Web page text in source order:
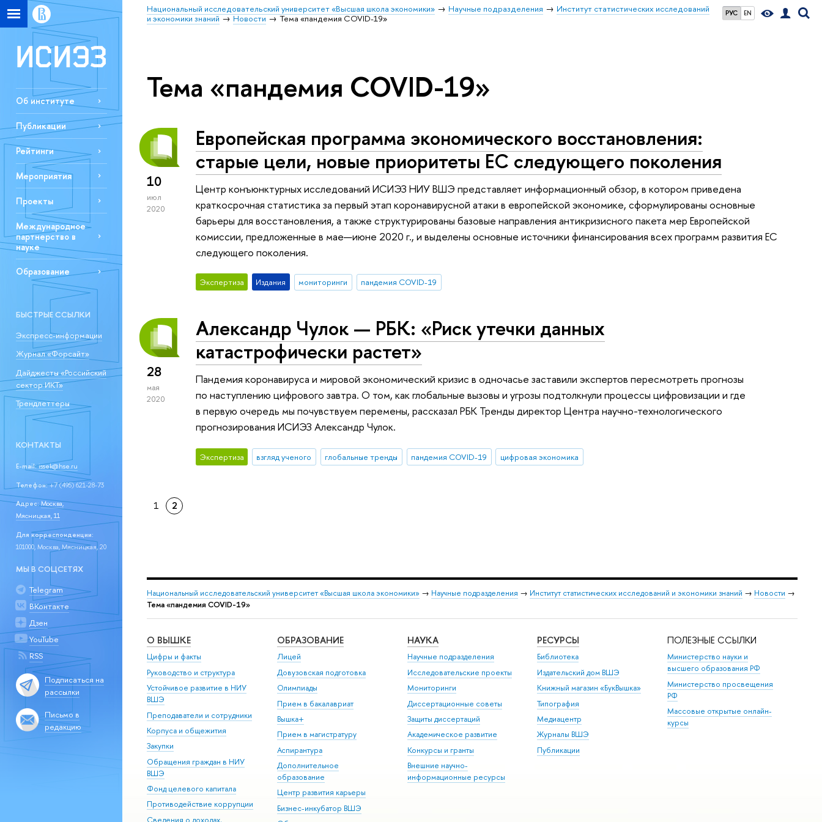
РУС EN
Национальный исследовательский университет «Высшая школа экономики» Научные подразделения
Институт статистических исследований
и экономики знаний
Новости Тема «пандемия COVID-19»
Об институте
Публикации
Рейтинги
Мероприятия
Проекты
Международное
партнерство в
науке
Образование
БЫСТРЫЕ ССЫЛКИ
Экспресс-информации
Журнал «Форсайт»
Дайджесты «Российский
сектор ИКТ»
Трендлеттеры
КОНТАКТЫ
E-mail:issek@hse.ru
Телефон:+7 (495) 621-28-73
Адрес: Москва,
Мясницкая, 11
Для корреспонденции:
101000, Москва, Мясницкая, 20
МЫ В СОЦСЕТЯХ
Telegram
ВКонтакте
Дзен
YouTube
RSS
Подписаться на
рассылки
Письмо в
редакцию
Тема «пандемия COVID-19»
10
июл
2020
Европейская программа экономического восстановления:
старые цели, новые приоритеты ЕС следующего поколения
Центр конъюнктурных исследований ИСИЭЗ НИУ ВШЭ представляет информационный обзор, в котором приведена
краткосрочная статистика за первый этап коронавирусной атаки в европейской экономике, сформулированы основные
барьеры для восстановления, а также структурированы базовые направления антикризисного пакета мер Европейской
комиссии, предложенные в мае—июне 2020 г., и выделены основные источники финансирования всех программ развития ЕС
следующего поколения.
Экспертиза Издания мониторинги пандемия COVID-19
28
мая
2020
Александр Чулок — РБК: «Риск утечки данных
катастрофически растет»
Пандемия коронавируса и мировой экономический кризис в одночасье заставили экспертов пересмотреть прогнозы
по наступлению цифрового завтра. О том, как глобальные вызовы и угрозы подтолкнули процессы цифровизации и где
в первую очередь мы почувствуем перемены, рассказал РБК Тренды директор Центра научно-технологического
прогнозирования ИСИЭЗ Александр Чулок.
Экспертиза взгляд ученого глобальные тренды пандемия COVID-19 цифровая экономика
1 2
Национальный исследовательский университет «Высшая школа экономики» → Научные подразделения → Институт статистических исследований и экономики знаний → Новости →
Тема «пандемия COVID-19»
О ВЫШКЕ
Цифры и факты
Руководство и структура
Устойчивое развитие в НИУ
ВШЭ
Преподаватели и сотрудники
Корпуса и общежития
Закупки
Обращения граждан в НИУ
ВШЭ
Фонд целевого капитала
Противодействие коррупции
Сведения о доходах,
ОБРАЗОВАНИЕ
Лицей
Довузовская подготовка
Олимпиады
Прием в бакалавриат
Вышка+
Прием в магистратуру
Аспирантура
Дополнительное
образование
Центр развития карьеры
Бизнес-инкубатор ВШЭ
НАУКА
Научные подразделения
Исследовательские проекты
Мониторинги
Диссертационные советы
Защиты диссертаций
Академическое развитие
Конкурсы и гранты
Внешние научно-
информационные ресурсы
РЕСУРСЫ
Библиотека
Издательский дом ВШЭ
Книжный магазин «БукВышка»
Типография
Медиацентр
Журналы ВШЭ
Публикации
ПОЛЕЗНЫЕ ССЫЛКИ
Министерство науки и
высшего образования РФ
Министерство просвещения
РФ
Массовые открытые онлайн-
курсы